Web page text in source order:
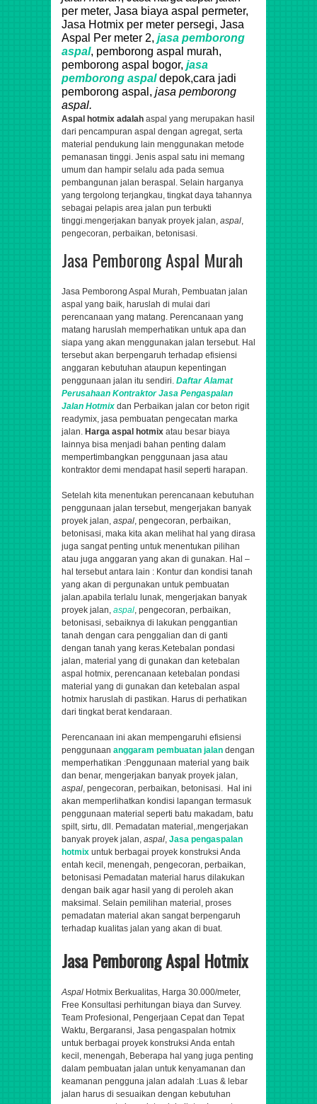
per meter, Jasa biaya aspal permeter,
Jasa Hotmix per meter persegi, Jasa
Aspal Per meter 2, jasa pemborong
aspal, pemborong aspal murah,
pemborong aspal bogor, jasa
pemborong aspaldepok,cara jadi
pemborong aspal, jasa pemborong
aspal.
Aspal hotmix adalah aspal yang merupakan hasil
dari pencampuran aspal dengan agregat, serta
material pendukung lain menggunakan metode
pemanasan tinggi. Jenis aspal satu ini memang
umum dan hampir selalu ada pada semua
pembangunan jalan beraspal. Selain harganya
yang tergolong terjangkau, tingkat daya tahannya
sebagai pelapis area jalan pun terbukti
tinggi.mengerjakan banyak proyek jalan, aspal,
pengecoran, perbaikan, betonisasi.
Jasa Pemborong Aspal Murah
Jasa Pemborong Aspal Murah, Pembuatan jalan
aspal yang baik, haruslah di mulai dari
perencanaan yang matang. Perencanaan yang
matang haruslah memperhatikan untuk apa dan
siapa yang akan menggunakan jalan tersebut. Hal
tersebut akan berpengaruh terhadap efisiensi
anggaran kebutuhan ataupun kepentingan
penggunaan jalan itu sendiri. Daftar Alamat
Perusahaan KontraktorJasa Pengaspalan
Jalan Hotmix dan Perbaikan jalan cor beton rigit
readymix, jasa pembuatan pengecatan marka
jalan. Harga aspal hotmix atau besar biaya
lainnya bisa menjadi bahan penting dalam
mempertimbangkan penggunaan jasa atau
kontraktor demi mendapat hasil seperti harapan.
Setelah kita menentukan perencanaan kebutuhan
penggunaan jalan tersebut, mengerjakan banyak
proyek jalan, aspal, pengecoran, perbaikan,
betonisasi, maka kita akan melihat hal yang dirasa
juga sangat penting untuk menentukan pilihan
atau juga anggaran yang akan di gunakan. Hal –
hal tersebut antara lain : Kontur dan kondisi tanah
yang akan di pergunakan untuk pembuatan
jalan.apabila terlalu lunak, mengerjakan banyak
proyek jalan, aspal, pengecoran, perbaikan,
betonisasi, sebaiknya di lakukan penggantian
tanah dengan cara penggalian dan di ganti
dengan tanah yang keras.Ketebalan pondasi
jalan, material yang di gunakan dan ketebalan
aspal hotmix, perencanaan ketebalan pondasi
material yang di gunakan dan ketebalan aspal
hotmix haruslah di pastikan. Harus di perhatikan
dari tingkat berat kendaraan.
Perencanaan ini akan mempengaruhi efisiensi
penggunaan anggaram pembuatan jalan dengan
memperhatikan :Penggunaan material yang baik
dan benar, mengerjakan banyak proyek jalan,
aspal, pengecoran, perbaikan, betonisasi. Hal ini
akan memperlihatkan kondisi lapangan termasuk
penggunaan material seperti batu makadam, batu
spilt, sirtu, dll. Pemadatan material,.mengerjakan
banyak proyek jalan, aspal, Jasa pengaspalan
hotmix untuk berbagai proyek konstruksi Anda
entah kecil, menengah, pengecoran, perbaikan,
betonisasi Pemadatan material harus dilakukan
dengan baik agar hasil yang di peroleh akan
maksimal. Selain pemilihan material, proses
pemadatan material akan sangat berpengaruh
terhadap kualitas jalan yang akan di buat.
Jasa Pemborong Aspal Hotmix
Aspal Hotmix Berkualitas, Harga 30.000/meter,
Free Konsultasi perhitungan biaya dan Survey.
Team Profesional, Pengerjaan Cepat dan Tepat
Waktu, Bergaransi, Jasa pengaspalan hotmix
untuk berbagai proyek konstruksi Anda entah
kecil, menengah, Beberapa hal yang juga penting
dalam pembuatan jalan untuk kenyamanan dan
keamanan pengguna jalan adalah :Luas & lebar
jalan harus di sesuaikan dengan kebutuhan